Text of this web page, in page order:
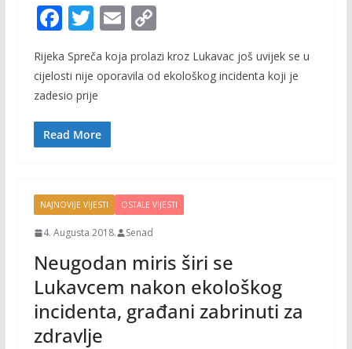
F
e
b
o
o
T
w
itt
er
E
m
ai
C
o
p
Rijeka Spreča koja prolazi kroz Lukavac još uvijek se u
cijelosti nije oporavila od ekološkog incidenta koji je
zadesio prije
Read More
NAJNOVIJE VIJESTI OSTALE VIJESTI
4. Augusta 2018. Senad
Neugodan miris širi se
Lukavcem nakon ekološkog
incidenta, građani zabrinuti za
zdravlje